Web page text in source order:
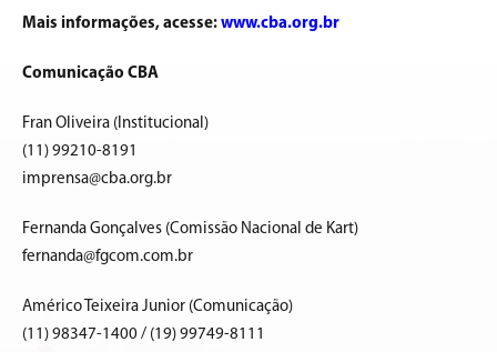
Mais informações, acesse: www.cba.org.br
Comunicação CBA
Fran Oliveira (Institucional)
(11) 99210-8191
imprensa@cba.org.br
Fernanda Gonçalves (Comissão Nacional de Kart)
fernanda@fgcom.com.br
Américo Teixeira Junior (Comunicação)
(11) 98347-1400 / (19) 99749-8111